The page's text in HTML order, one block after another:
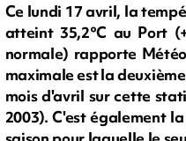
Ce lundi 17 avril, la
atteint 35,2°C au Port
normale) rapporte
maximale est la
mois d'avril sur cette
2003). C'est également